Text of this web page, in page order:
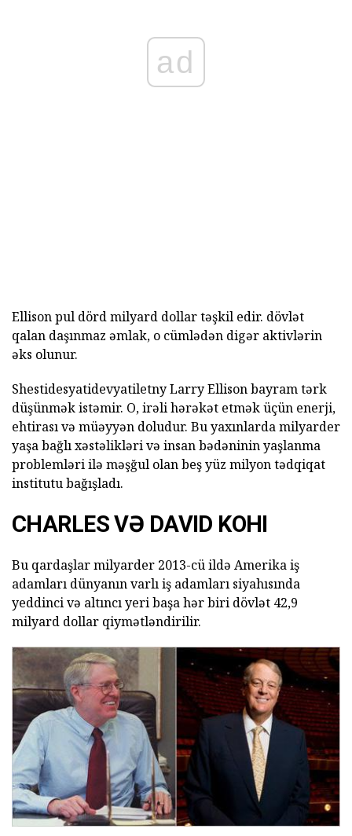
ad
Ellison pul dörd milyard dollar təşkil edir. dövlət
qalan daşınmaz əmlak, o cümlədən digər aktivlərin
əks olunur.
Shestidesyatidevyatiletny Larry Ellison bayram tərk
düşünmək istəmir. O, irəli hərəkət etmək üçün enerji,
ehtirası və müəyyən doludur. Bu yaxınlarda milyarder
yaşa bağlı xəstəlikləri və insan bədəninin yaşlanma
problemləri ilə məşğul olan beş yüz milyon tədqiqat
institutu bağışladı.
CHARLES VƏ DAVID KOHI
Bu qardaşlar milyarder 2013-cü ildə Amerika iş
adamları dünyanın varlı iş adamları siyahısında
yeddinci və altıncı yeri başa hər biri dövlət 42,9
milyard dollar qiymətləndirilir.